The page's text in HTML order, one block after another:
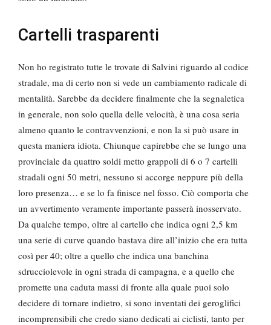
Cartelli trasparenti
Non ho registrato tutte le trovate di Salvini riguardo al codice
stradale, ma di certo non si vede un cambiamento radicale di
mentalità. Sarebbe da decidere finalmente che la segnaletica
in generale, non solo quella delle velocità, è una cosa seria
almeno quanto le contravvenzioni, e non la si può usare in
questa maniera idiota. Chiunque capirebbe che se lungo una
provinciale da quattro soldi metto grappoli di 6 o 7 cartelli
stradali ogni 50 metri, nessuno si accorge neppure più della
loro presenza… e se lo fa finisce nel fosso. Ciò comporta che
un avvertimento veramente importante passerà inosservato.
Da qualche tempo, oltre al cartello che indica ogni 2,5 km
una serie di curve quando bastava dire all’inizio che era tutta
così per 40; oltre a quello che indica una banchina
sdrucciolevole in ogni strada di campagna, e a quello che
promette una caduta massi di fronte alla quale puoi solo
decidere di tornare indietro, si sono inventati dei geroglifici
incomprensibili che credo siano dedicati ai ciclisti, tanto per